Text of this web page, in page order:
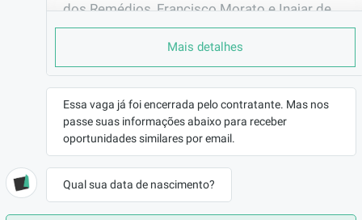
dos Remédios, Francisco Morato e Inajar de
Souza.
Somos a parceira estratégica em reposição
automotiva, atuando com agilidade e
excelência para garantir que mecânicos e
consumidores encontrem sempre as
Trabalhando com marcas de referência e em
processos ágeis e transparentes, construímos
Mais detalhes
Essa vaga já foi encerrada pelo contratante. Mas nos
passe suas informações abaixo para receber
oportunidades similares por email.
Qual sua data de nascimento?